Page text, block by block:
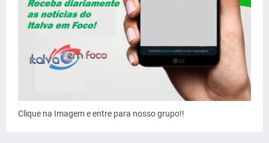
Clique na Imagem e entre para nosso grupo!!